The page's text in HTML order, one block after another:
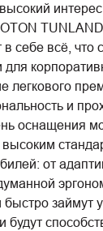
себе всё, что
для
легкового
и
оснащения
от
займут